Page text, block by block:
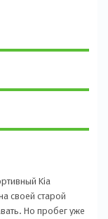
Kia
своей старой
Но пробег уже